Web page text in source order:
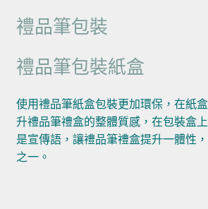
禮品筆包裝
禮品筆包裝紙盒
使用禮品筆紙盒包裝更加環保，在紙
升禮品筆禮盒的整體質感，在包裝盒
是宣傳語，讓禮品筆禮盒提升一體性
之一。